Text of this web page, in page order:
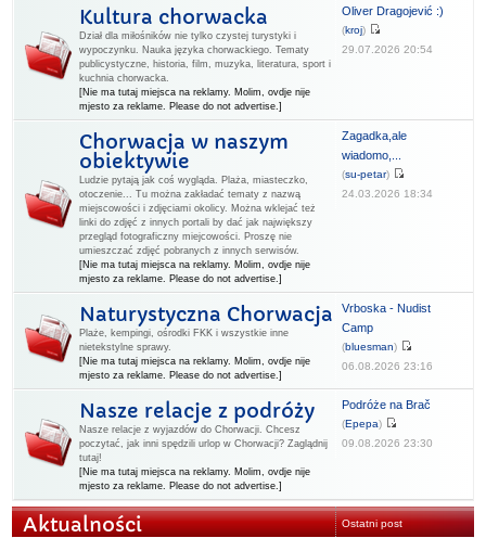
Kultura chorwacka
Dział dla miłośników nie tylko czystej turystyki i
wypoczynku. Nauka języka chorwackiego. Tematy
publicystyczne, historia, film, muzyka, literatura, sport i
kuchnia chorwacka.
[Nie ma tutaj miejsca na reklamy. Molim, ovdje nije
mjesto za reklame. Please do not advertise.]
Oliver Dragojević :)
(kroj)
29.07.2026 20:54
Chorwacja w naszym
obiektywie
Ludzie pytają jak coś wygląda. Plaża, miasteczko,
otoczenie... Tu można zakładać tematy z nazwą
miejscowości i zdjęciami okolicy. Można wklejać też
linki do zdjęć z innych portali by dać jak największy
przegląd fotograficzny miejcowości. Proszę nie
umieszczać zdjęć pobranych z innych serwisów.
[Nie ma tutaj miejsca na reklamy. Molim, ovdje nije
mjesto za reklame. Please do not advertise.]
Zagadka,ale
wiadomo,...
(su-petar)
24.03.2026 18:34
Naturystyczna Chorwacja
Plaże, kempingi, ośrodki FKK i wszystkie inne
nietekstylne sprawy.
[Nie ma tutaj miejsca na reklamy. Molim, ovdje nije
mjesto za reklame. Please do not advertise.]
Vrboska - Nudist
Camp
(bluesman)
06.08.2026 23:16
Nasze relacje z podróży
Nasze relacje z wyjazdów do Chorwacji. Chcesz
poczytać, jak inni spędzili urlop w Chorwacji? Zaglądnij
tutaj!
[Nie ma tutaj miejsca na reklamy. Molim, ovdje nije
mjesto za reklame. Please do not advertise.]
Podróże na Brač
(Epepa)
09.08.2026 23:30
Aktualności Ostatni post